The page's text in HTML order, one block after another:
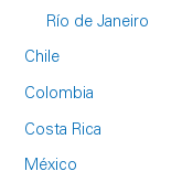
Río de Janeiro
Chile
Colombia
Costa Rica
México